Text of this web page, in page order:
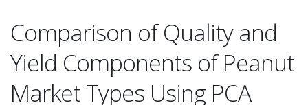
Comparison of Quality and
Yield Components of Peanut
Market Types Using PCA